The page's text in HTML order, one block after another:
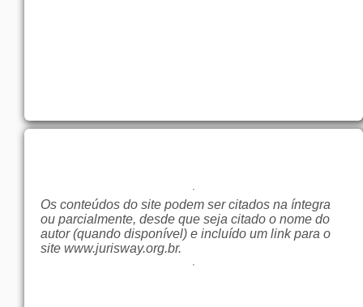
Os conteúdos do site podem ser citados na íntegra
ou parcialmente, desde que seja citado o nome do
autor (quando disponível) e incluído um link para o
site www.jurisway.org.br.